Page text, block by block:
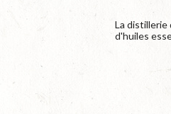
La distillerie
d'huiles